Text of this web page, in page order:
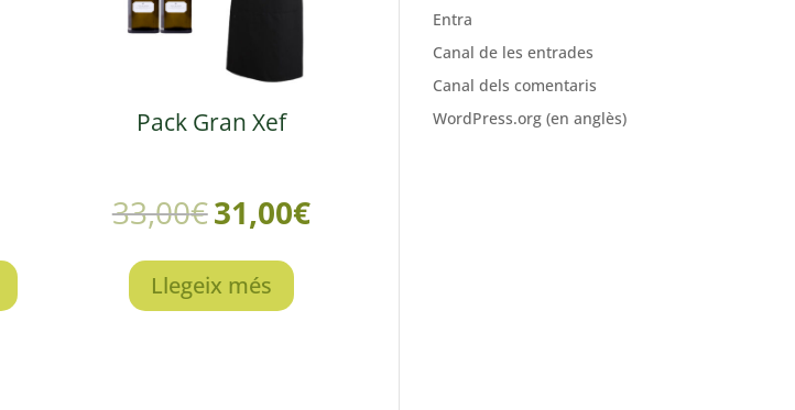
Pack Gran Xef
33,00€31,00€
Llegeix més
Entra
Canal de les entrades
Canal dels comentaris
WordPress.org (en anglès)